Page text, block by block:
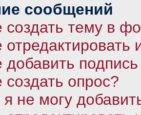
сообщений
создать тему в
добавить
создать опрос?
не могу